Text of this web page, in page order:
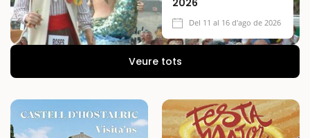
Del 11 al 16 d'ago de 2026
Veure tots